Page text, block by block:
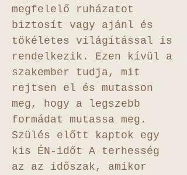
megfelelő ruházatot
biztosít vagy ajánl és
tökéletes világítással is
rendelkezik. Ezen kívül a
szakember tudja, mit
rejtsen el és mutasson
meg, hogy a legszebb
formádat mutassa meg.
Szülés előtt kaptok egy
kis ÉN-időt A terhesség
az az időszak, amikor